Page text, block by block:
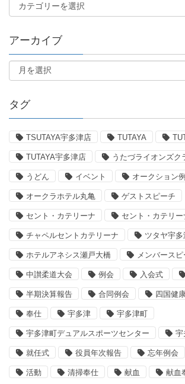
アーカイブ
タグ
TSUTAYA宇多津店 TUTAYA
TUTAYA宇多津店 うたづライオンズク
うどん イベント オークション
オークラホテル丸亀 ゲストスピーチ
セント・カテリーナ セント・カテリ
チャペルセントカテリーナ ツタヤ宇多
ホテルアネシス瀬戸大橋 メンバースピ
中讃柔道大会 例会 入会式
半期決算報告 合同例会 四国健
奉仕 宇多津 宇多津町
宇多津町デュアルスポーツセンター 宇
就任式 役員年次報告 忘年例会
活動 清掃奉仕 献血 献血